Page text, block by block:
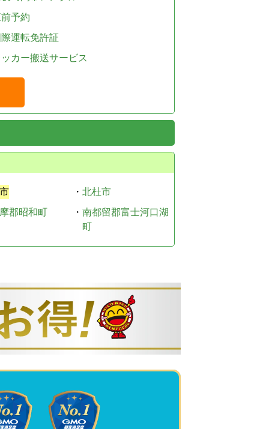
予約
運転免許証
カー搬送サービス
・ 北杜市
郡昭和町
・ 南都留郡富士河口湖
町